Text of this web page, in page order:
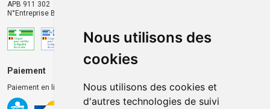
Nous utilisons des
cookies
Nous utilisons des cookies et
d'autres technologies de suivi
APB 911 302
N°Entreprise BE0446.901.764
Paiement
Paiement en ligne 100% sécurisé
Livraison chez vous
Livraison dans un Point